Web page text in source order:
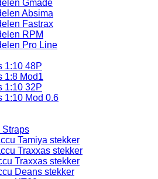
Gmade
Absima
Fastrax
RPM
Pro Line
1:10 48P
1:8 Mod1
1:10 32P
1:10 Mod 0.6
Straps
Tamiya stekker
Traxxas stekker
Traxxas stekker
Deans stekker